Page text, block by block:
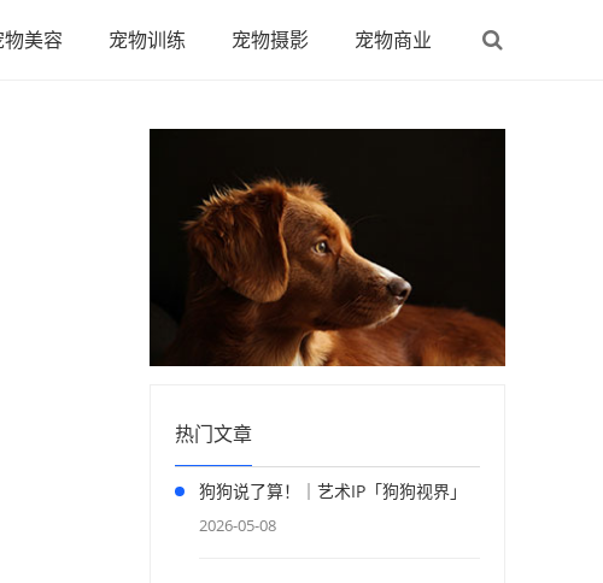
物美容 宠物训练 宠物摄影 宠物商业
热门文章
狗狗说了算！｜艺术IP「狗狗视界」
正式登陆上海
2026-05-08